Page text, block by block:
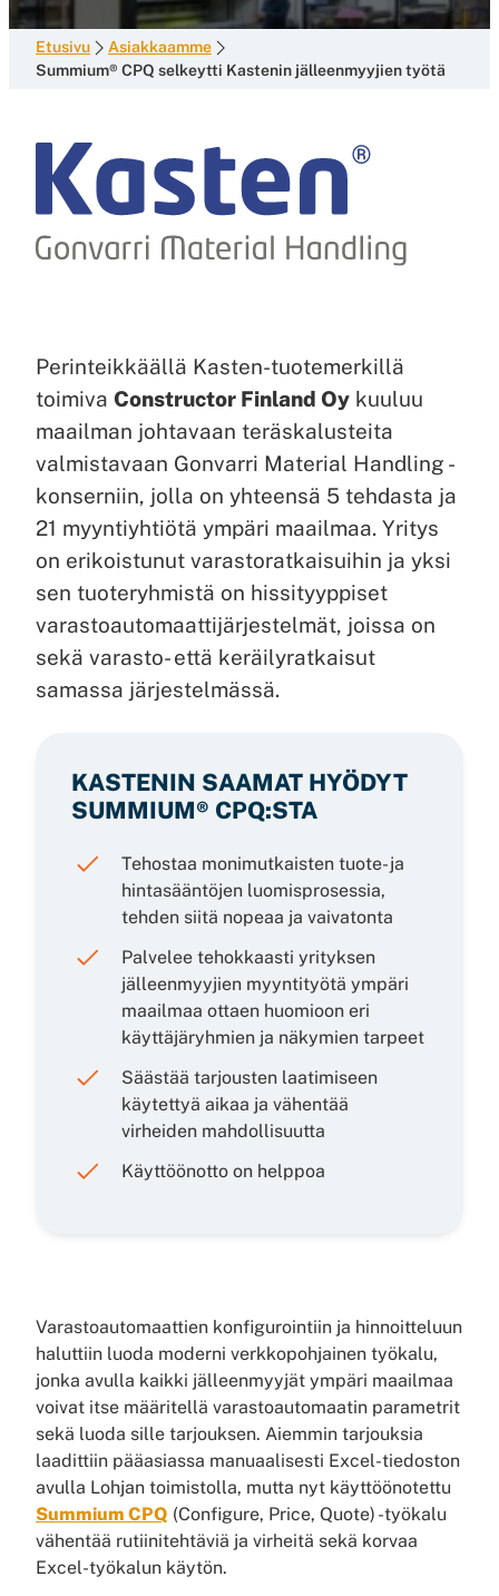
Etusivu
Asiakkaamme
Summium® CPQ selkeytti Kastenin jälleenmyyjien työtä
Perinteikkäällä Kasten-tuotemerkillä
toimiva Constructor Finland Oy kuuluu
maailman johtavaan teräskalusteita
valmistavaan Gonvarri Material Handling -
konserniin, jolla on yhteensä 5 tehdasta ja
21 myyntiyhtiötä ympäri maailmaa. Yritys
on erikoistunut varastoratkaisuihin ja yksi
sen tuoteryhmistä on hissityyppiset
varastoautomaattijärjestelmät, joissa on
sekä varasto- että keräilyratkaisut
samassa järjestelmässä.
KASTENIN SAAMAT HYÖDYT
SUMMIUM® CPQ:STA
Tehostaa monimutkaisten tuote- ja
hintasääntöjen luomisprosessia,
tehden siitä nopeaa ja vaivatonta
Palvelee tehokkaasti yrityksen
jälleenmyyjien myyntityötä ympäri
maailmaa ottaen huomioon eri
käyttäjäryhmien ja näkymien tarpeet
Säästää tarjousten laatimiseen
käytettyä aikaa ja vähentää
virheiden mahdollisuutta
Käyttöönotto on helppoa
Varastoautomaattien konfigurointiin ja hinnoitteluun
haluttiin luoda moderni verkkopohjainen työkalu,
jonka avulla kaikki jälleenmyyjät ympäri maailmaa
voivat itse määritellä varastoautomaatin parametrit
sekä luoda sille tarjouksen. Aiemmin tarjouksia
laadittiin pääasiassa manuaalisesti Excel-tiedoston
avulla Lohjan toimistolla, mutta nyt käyttöönotettu
Summium CPQ (Configure, Price, Quote) -työkalu
vähentää rutiinitehtäviä ja virheitä sekä korvaa
Excel-työkalun käytön.